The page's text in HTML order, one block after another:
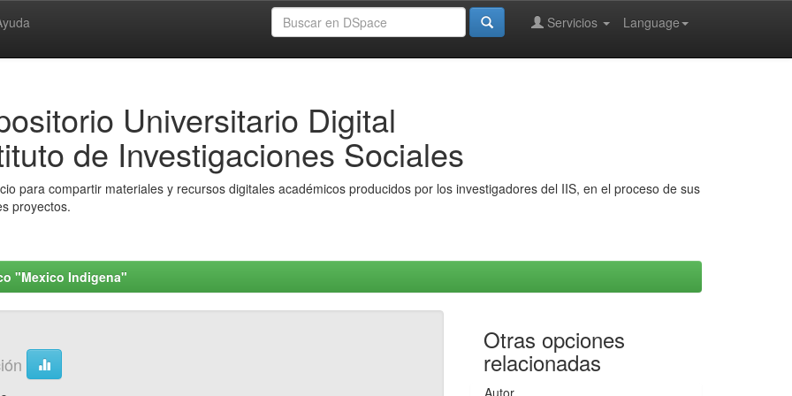
Language
Servicios
Universitario Digital
de Investigaciones Sociales
para compartir materiales y recursos digitales académicos producidos por los investigadores del IIS, en el proceso de sus
proyectos.
"Mexico Indigena"
Otras opciones
relacionadas
Autor